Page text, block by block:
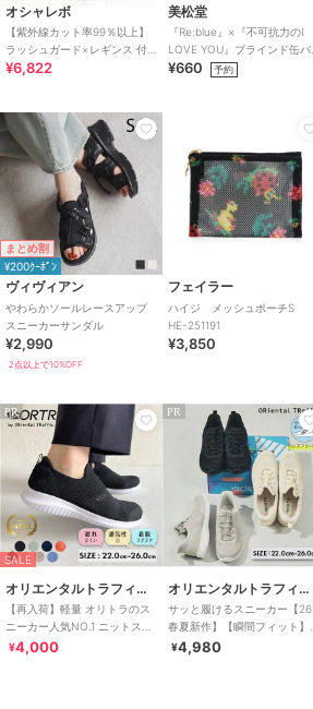
オシャレボ
【紫外線カット率99％以上】
ラッシュガード×レギンス 付
き タンキニ
¥6,822
美松堂
『Re:blue』×『不可抗力のI
LOVE YOU』ブラインド缶バ
ッジ（全6種）
¥660 予約
まとめ割
¥200ｸｰﾎﾟﾝ
ヴィヴィアン
やわらかソールレースアップ
スニーカーサンダル
¥2,990
2点以上で10%OFF
フェイラー
ハイジ メッシュポーチS
HE-251191
¥3,850
PR
SALE
オリエンタルトラフィック
【再入荷】軽量 オリトラのス
ニーカー人気NO.1 ニットスニ
ーカー スリッポン /3709
¥4,000
PR
オリエンタルトラフィック
サッと履けるスニーカー【26
春夏新作】【瞬間フィット】
ゴム紐メッシュスニーカ
¥4,980